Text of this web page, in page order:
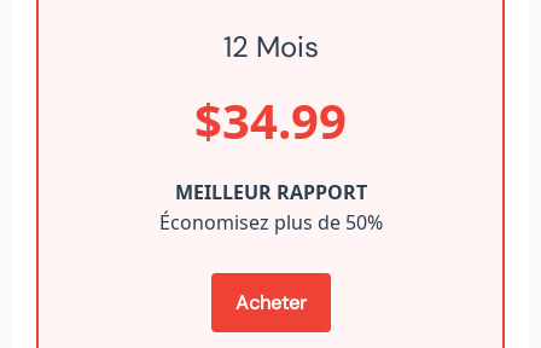
12 Mois
$34.99
MEILLEUR RAPPORT
Économisez plus de 50%
Acheter